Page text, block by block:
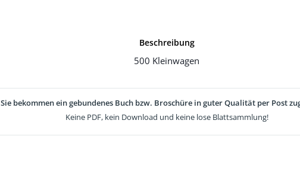
Beschreibung
500 Kleinwagen
Sie bekommen ein gebundenes Buch bzw. Broschüre in guter Qualität per Post
Keine PDF, kein Download und keine lose Blattsammlung!